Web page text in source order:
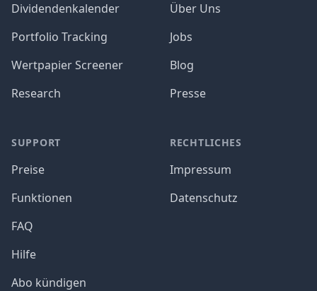
Dividendenkalender
Portfolio Tracking
Wertpapier Screener
Research
SUPPORT
Preise
Funktionen
FAQ
Hilfe
Abo kündigen
Über Uns
Jobs
Blog
Presse
RECHTLICHES
Impressum
Datenschutz